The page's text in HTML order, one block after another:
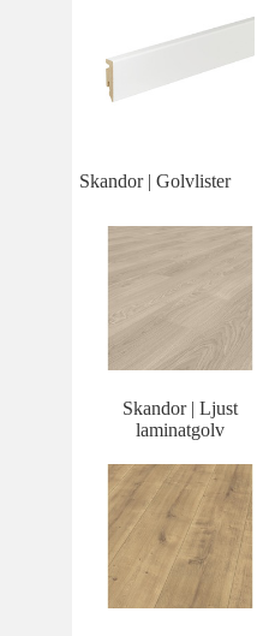
Skandor | Golvlister
Skandor | Ljust
laminatgolv